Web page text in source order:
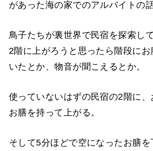
があった海の家でのアルバイトの話
鳥子たちが裏世界で民宿を探索し
2階に上がろうと思ったら階段にお
いたとか、物音が聞こえるとか。
使っていないはずの民宿の2階に
お膳を持って上がる。
そして5分ほどで空になったお膳